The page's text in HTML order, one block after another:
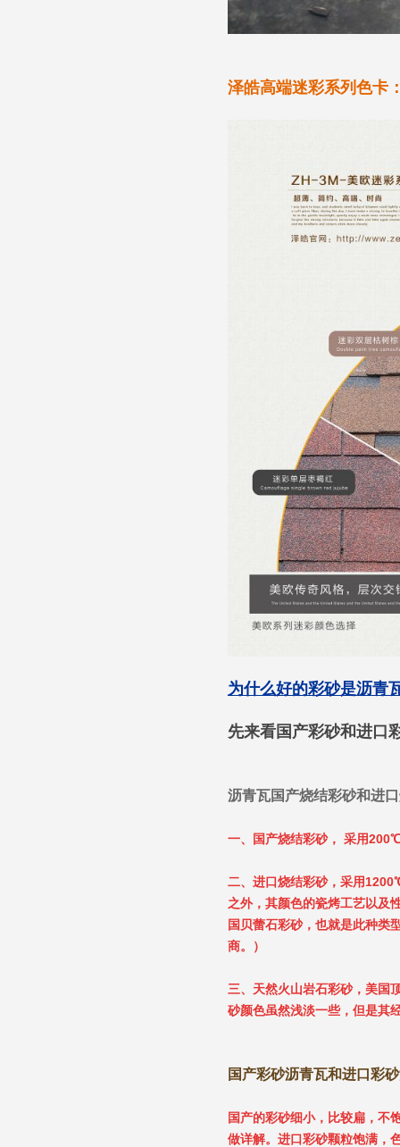
泽皓高端迷彩系列色卡
为什么好的彩砂是沥青
先来看国产彩砂和进口
沥青瓦国产烧结彩砂和进
一、国产烧结彩砂， 采用
二、进口烧结彩砂，采用
之外，其颜色的瓷烤工艺以及
国贝蕾石彩砂，也就是此种类
商。）
三、天然火山岩石彩砂，美国
砂颜色虽然浅淡一些，但是其
国产彩砂沥青瓦和进口彩
国产的彩砂细小，比较扁，不
做详解。进口彩砂颗粒饱满，